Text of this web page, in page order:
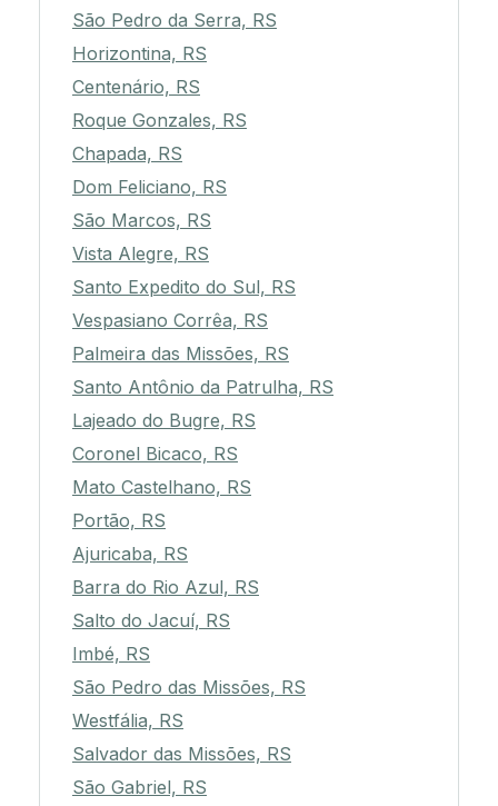
São Pedro da Serra, RS
Horizontina, RS
Centenário, RS
Roque Gonzales, RS
Chapada, RS
Dom Feliciano, RS
São Marcos, RS
Vista Alegre, RS
Santo Expedito do Sul, RS
Vespasiano Corrêa, RS
Palmeira das Missões, RS
Santo Antônio da Patrulha, RS
Lajeado do Bugre, RS
Coronel Bicaco, RS
Mato Castelhano, RS
Portão, RS
Ajuricaba, RS
Barra do Rio Azul, RS
Salto do Jacuí, RS
Imbé, RS
São Pedro das Missões, RS
Westfália, RS
Salvador das Missões, RS
São Gabriel, RS